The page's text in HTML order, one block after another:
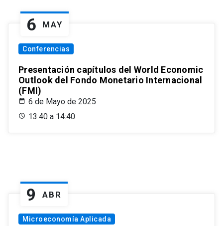
6 MAY
Conferencias
Presentación capítulos del World Economic
Outlook del Fondo Monetario Internacional
(FMI)
6 de Mayo de 2025
13:40 a 14:40
9 ABR
Microeconomía Aplicada